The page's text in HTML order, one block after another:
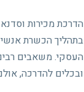
הדרכת מכירות
בתהליך הכשרת אנשי
העסקי. משאבים
ובכלים להדרכה,